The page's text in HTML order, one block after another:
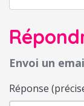
Envoi un
Réponse